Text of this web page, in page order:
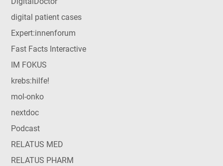
digital patient cases
Expert:innenforum
Fast Facts Interactive
IM FOKUS
krebs:hilfe!
mol-onko
nextdoc
Podcast
RELATUS MED
RELATUS PHARM